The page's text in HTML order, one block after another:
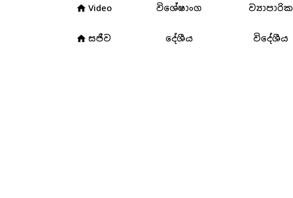
home Video විශේෂාංග ව්‍යාපාරික
home සජීව දේශීය විදේශීය